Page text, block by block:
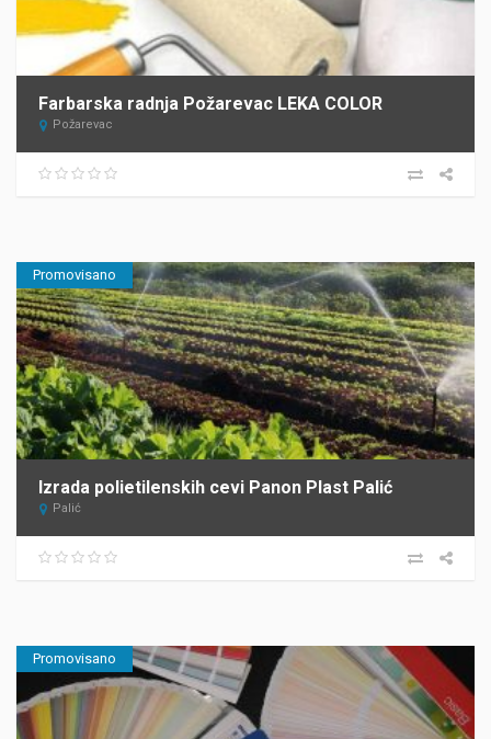
Farbarska radnja Požarevac LEKA COLOR
Požarevac
Promovisano
Izrada polietilenskih cevi Panon Plast Palić
Palić
Promovisano